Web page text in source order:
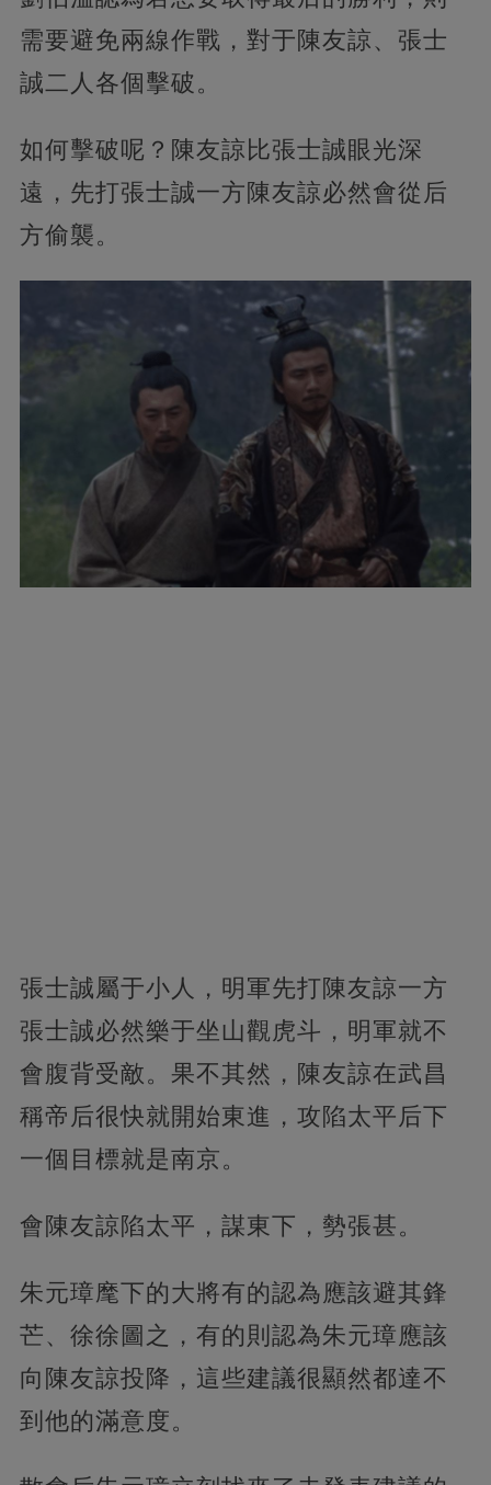
需要避免兩線作戰，對于陳友諒、張士
誠二人各個擊破。
如何擊破呢？陳友諒比張士誠眼光深
遠，先打張士誠一方陳友諒必然會從后
方偷襲。
張士誠屬于小人，明軍先打陳友諒一方
張士誠必然樂于坐山觀虎斗，明軍就不
會腹背受敵。果不其然，陳友諒在武昌
稱帝后很快就開始東進，攻陷太平后下
一個目標就是南京。
會陳友諒陷太平，謀東下，勢張甚。
朱元璋麾下的大將有的認為應該避其鋒
芒、徐徐圖之，有的則認為朱元璋應該
向陳友諒投降，這些建議很顯然都達不
到他的滿意度。